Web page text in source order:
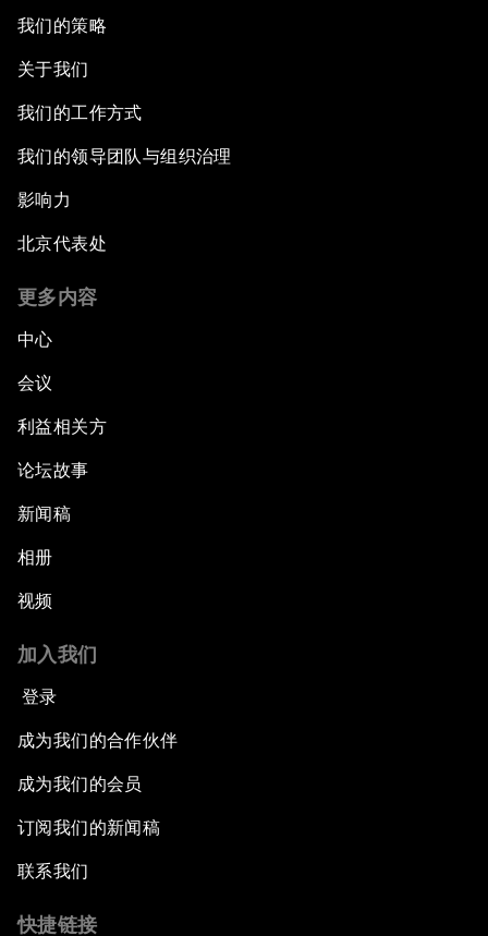
我们的策略
关于我们
我们的工作方式
我们的领导团队与组织治理
影响力
北京代表处
更多内容
中心
会议
利益相关方
论坛故事
新闻稿
相册
视频
加入我们
登录
成为我们的合作伙伴
成为我们的会员
订阅我们的新闻稿
联系我们
快捷链接